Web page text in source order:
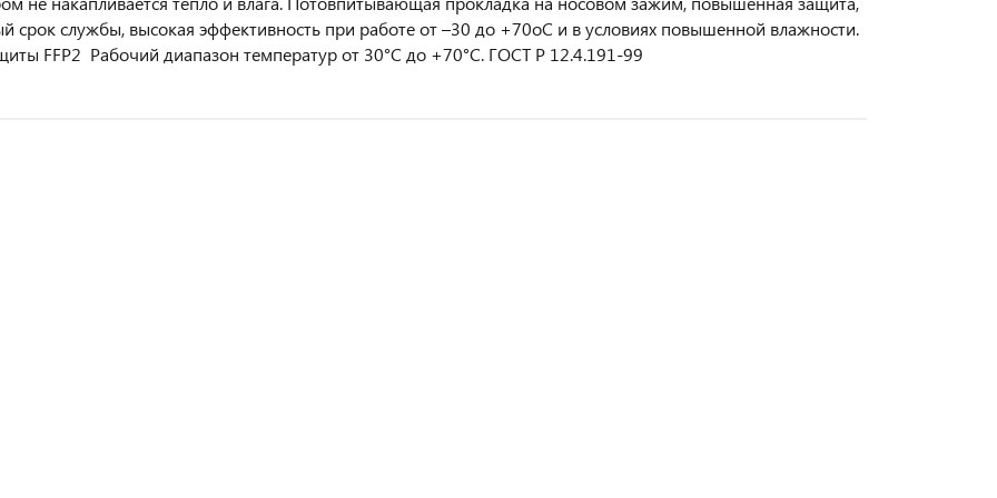
срок службы, высокая эффективность при работе от –30 до +70oC и в условиях повышенной влажности.
FFP2 Рабочий диапазон температур от 30°C до +70°C. ГОСТ Р 12.4.191-99